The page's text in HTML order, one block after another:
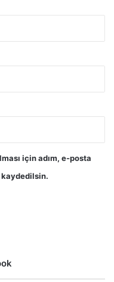
için adım, e-posta
kaydedilsin.